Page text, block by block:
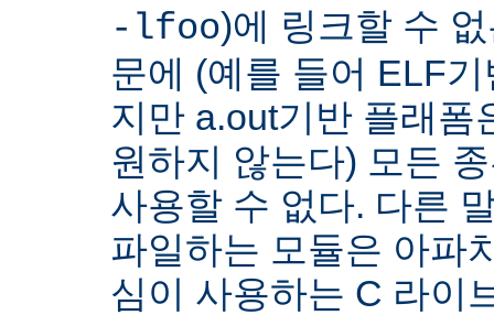
-lfoo)에 링크할 수
문에 (예를 들어 ELF
지만 a.out기반 플래폼
원하지 않는다) 모든
사용할 수 없다. 다른
파일하는 모듈은 아파
심이 사용하는 C 라이